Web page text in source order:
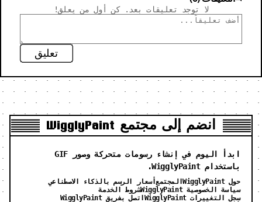
لا توجد تعليقات بعد. كن أول من يعلق!
تعليق
انضم إلى مجتمع WigglyPaint
ابدأ اليوم في إنشاء رسومات متحركة وصور GIF
باستخدام WigglyPaint.
حول WigglyPaint المجتمعأسعار الرسم بالذكاء الاصطناعي
سياسة الخصوصية WigglyPaint
شروط الخدمة
سجل التغييرات WigglyPaint
اتصل بفريق WigglyPaint